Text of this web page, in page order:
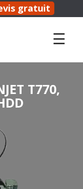
gratuit
☰
T770,